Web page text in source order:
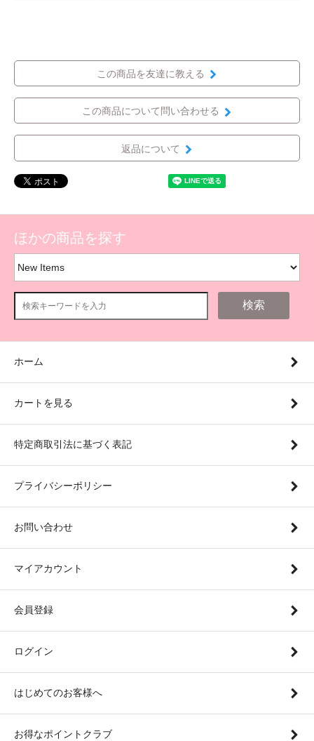
この商品を友達に教える
この商品について問い合わせる
返品について
ほかの商品を探す
検索
ホーム
カートを見る
特定商取引法に基づく表記
プライバシーポリシー
お問い合わせ
マイアカウント
会員登録
ログイン
はじめてのお客様へ
お得なポイントクラブ